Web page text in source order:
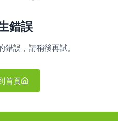
錯誤
誤，請稍後再試。
首頁